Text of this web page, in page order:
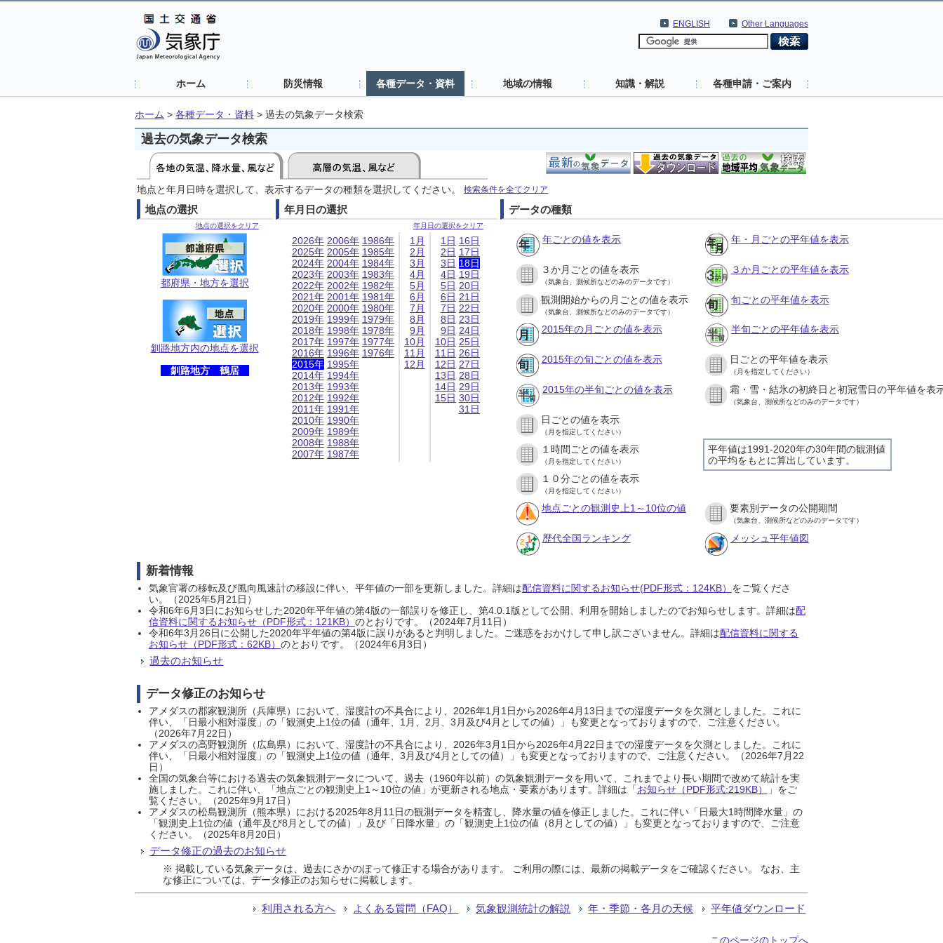
Other Languages
ENGLISH
ホーム 防災情報 各種データ・資料 地域の情報 知識・解説 各種申請・ご案内
ホーム > 各種データ・資料 > 過去の気象データ検索
過去の気象データ検索
地点と年月日時を選択して、表示するデータの種類を選択してください。 検索条件を全てクリア
地点の選択
地点の選択をクリア
都府県・地方を選択
釧路地方内の地点を選択
釧路地方 鶴居
年月日の選択
年月日の選択をクリア
2026年
2025年
2024年
2023年
2022年
2021年
2020年
2019年
2018年
2017年
2016年
2015年
2014年
2013年
2012年
2011年
2010年
2009年
2008年
2007年
2006年
2005年
2004年
2003年
2002年
2001年
2000年
1999年
1998年
1997年
1996年
1995年
1994年
1993年
1992年
1991年
1990年
1989年
1988年
1987年
1986年
1985年
1984年
1983年
1982年
1981年
1980年
1979年
1978年
1977年
1976年
1月
2月
3月
4月
5月
6月
7月
8月
9月
10月
11月
12月
1日
2日
3日
4日
5日
6日
7日
8日
9日
10日
11日
12日
13日
14日
15日
16日
17日
18日
19日
20日
21日
22日
23日
24日
25日
26日
27日
28日
29日
30日
31日
データの種類
年ごとの値を表示 年・月ごとの平年値を表示
３か月ごとの値を表示
（気象台、測候所などのみのデータです）
３か月ごとの平年値を表示
観測開始からの月ごとの値を表示
（気象台、測候所などのみのデータです）
旬ごとの平年値を表示
2015年の月ごとの値を表示 半旬ごとの平年値を表示
2015年の旬ごとの値を表示 日ごとの平年値を表示
（月を指定してください）
2015年の半旬ごとの値を表示 霜・雪・結氷の初終日と初冠雪日の平年値を表
（気象台、測候所などのみのデータです）
日ごとの値を表示
（月を指定してください）
平年値は1991-2020年の30年間の観測値
の平均をもとに算出しています。
１時間ごとの値を表示
（月を指定してください）
１０分ごとの値を表示
（月を指定してください）
地点ごとの観測史上1～10位の値 要素別データの公開期間
（気象台、測候所などのみのデータです）
歴代全国ランキング メッシュ平年値図
新着情報
気象官署の移転及び風向風速計の移設に伴い、平年値の一部を更新しました。詳細は配信資料に関するお知らせ(PDF形式：124KB） をご覧くださ
い。（2025年5月21日）
令和6年6月3日にお知らせした2020年平年値の第4版の一部誤りを修正し、第4.0.1版として公開、利用を開始しましたのでお知らせします。詳細は配
信資料に関するお知らせ（PDF形式：121KB） のとおりです。（2024年7月11日）
令和6年3月26日に公開した2020年平年値の第4版に誤りがあると判明しました。ご迷惑をおかけして申し訳ございません。詳細は配信資料に関する
お知らせ（PDF形式：62KB） のとおりです。（2024年6月3日）
過去のお知らせ
データ修正のお知らせ
アメダスの郡家観測所（兵庫県）において、湿度計の不具合により、2026年1月1日から2026年4月13日までの湿度データを欠測としました。これに
伴い、「日最小相対湿度」の「観測史上1位の値（通年、1月、2月、3月及び4月としての値）」も変更となっておりますので、ご注意ください。
（2026年7月22日）
アメダスの高野観測所（広島県）において、湿度計の不具合により、2026年3月1日から2026年4月22日までの湿度データを欠測としました。これに
伴い、「日最小相対湿度」の「観測史上1位の値（通年、3月及び4月としての値）」も変更となっておりますので、ご注意ください。（2026年7月22
日）
全国の気象台等における過去の気象観測データについて、過去（1960年以前）の気象観測データを用いて、これまでより長い期間で改めて統計を実
施しました。これに伴い、「地点ごとの観測史上1～10位の値」が更新される地点・要素があります。詳細は「お知らせ（PDF形式:219KB）
」をご
覧ください。（2025年9月17日）
アメダスの松島観測所（熊本県）における2025年8月11日の観測データを精査し、降水量の値を修正しました。これに伴い「日最大1時間降水量」の
「観測史上1位の値（通年及び8月としての値）」及び「日降水量」の「観測史上1位の値（8月としての値）」も変更となっておりますので、ご注意
ください。（2025年8月20日）
データ修正の過去のお知らせ
※ 掲載している気象データは、過去にさかのぼって修正する場合があります。 ご利用の際には、最新の掲載データをご確認ください。 なお、主
な修正については、データ修正のお知らせに掲載します。
利用される方へ よくある質問（FAQ） 気象観測統計の解説 年・季節・各月の天候 平年値ダウンロード
このページのトップへ